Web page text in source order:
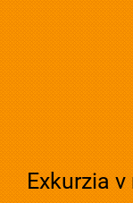
Exkurzia